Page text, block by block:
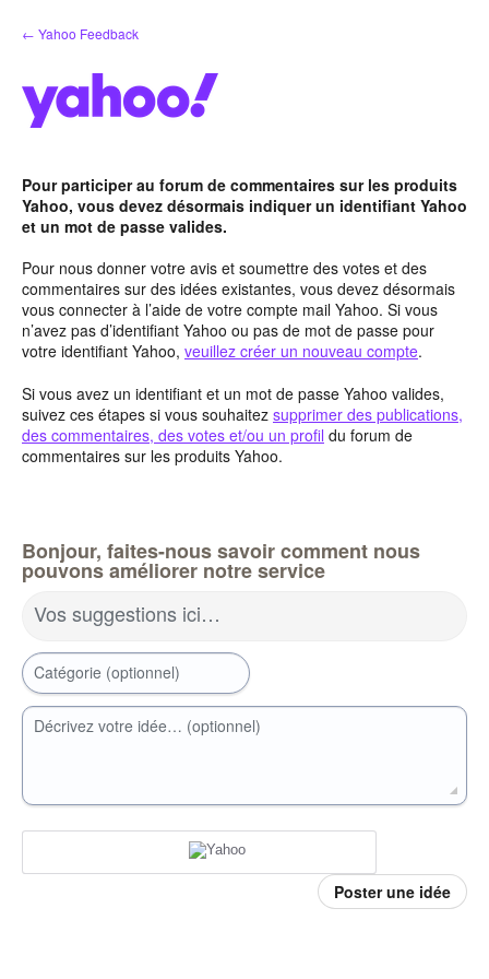
Aller
au
← Yahoo Feedback
Pour participer au forum de commentaires sur les produits
Yahoo, vous devez désormais indiquer un identifiant Yahoo
et un mot de passe valides.
Pour nous donner votre avis et soumettre des votes et des
commentaires sur des idées existantes, vous devez désormais
vous connecter à l’aide de votre compte mail Yahoo. Si vous
n’avez pas d’identifiant Yahoo ou pas de mot de passe pour
votre identifiant Yahoo, veuillez créer un nouveau compte.
Si vous avez un identifiant et un mot de passe Yahoo valides,
suivez ces étapes si vous souhaitez supprimer des publications,
des commentaires, des votes et/ou un profil du forum de
commentaires sur les produits Yahoo.
Bonjour, faites-nous savoir comment nous
pouvons améliorer notre service
Vos suggestions ici…
Catégorie (optionnel)
Décrivez votre idée… (optionnel)
Poster une idée